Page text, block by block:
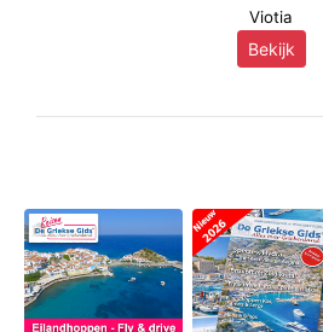
Viotia
Bekijk